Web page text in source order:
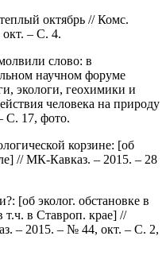
октябрь // Комс.
окт. – С. 4.
слово: в
научном форуме
экологи, геохимики и
человека на природу
С. 17, фото.
корзине: [об
// МК-Кавказ. – 2015. – 28
[об эколог. обстановке в
в Ставроп. крае] //
– 2015. – № 44, окт. – С. 2,